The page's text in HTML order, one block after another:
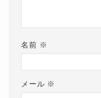
名前 ※
メール ※